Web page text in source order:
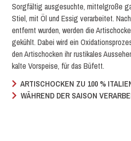
Sorgfältig ausgesuchte, mittelgroße
Stiel, mit Öl und Essig verarbeitet.
entfernt wurden, werden die
gekühlt. Dabei wird ein
den Artischocken ihr rustikales
kalte Vorspeise, für das Büfett.
ARTISCHOCKEN ZU 100 %
WÄHREND DER SAISON